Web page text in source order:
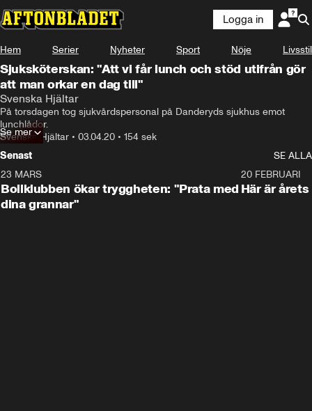
Logga in
Hem Serier Nyheter Sport Nöje Livsstil
Sjuksköterskan: "Att vi får lunch och stöd utifrån gör
att man orkar en dag till"
Svenska Hjältar
På torsdagen tog sjukvårdspersonal på Danderyds sjukhus emot
lunchlådor.
Svenska Hjältar • 03.04.20 • 154 sek
Se mer
Senast
SE ALLA
23 MARS
Bollklubben ökar tryggheten: "Prata med
dina grannar"
20 FEBRUARI
Här är